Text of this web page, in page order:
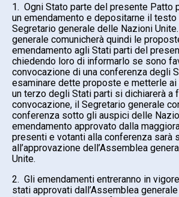
1. Ogni Stato parte del presente Patto
un emendamento e depositarne il
Segretario generale delle Nazioni
generale comunicherà quindi le
emendamento agli Stati parti del
chiedendo loro di informarlo se sono
convocazione di una conferenza degli
esaminare dette proposte e metterle ai
un terzo degli Stati parti si dichiarerà a
convocazione, il Segretario generale
conferenza sotto gli auspici delle
emendamento approvato dalla
presenti e votanti alla conferenza sarà
all’approvazione dell’Assemblea
Unite.
2. Gli emendamenti entreranno in
stati approvati dall’Assemblea